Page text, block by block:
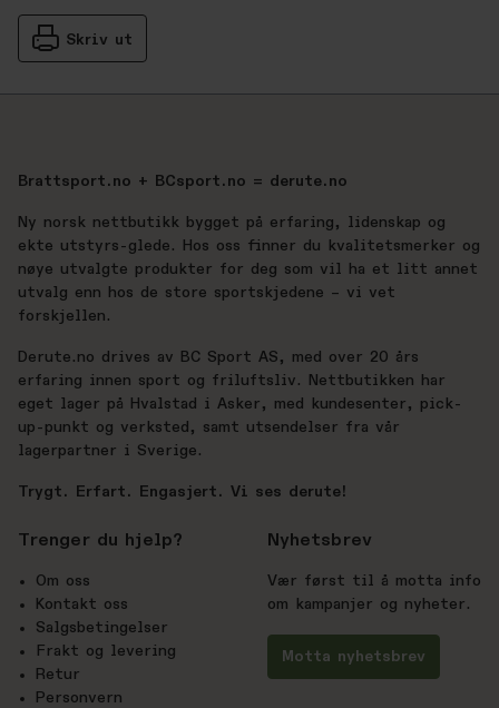
Skriv ut
Brattsport.no + BCsport.no = derute.no
Ny norsk nettbutikk bygget på erfaring, lidenskap og
ekte utstyrs-glede. Hos oss finner du kvalitetsmerker og
nøye utvalgte produkter for deg som vil ha et litt annet
utvalg enn hos de store sportskjedene – vi vet
forskjellen.
Derute.no drives av BC Sport AS, med over 20 års
erfaring innen sport og friluftsliv. Nettbutikken har
eget lager på Hvalstad i Asker, med kundesenter, pick-
up-punkt og verksted, samt utsendelser fra vår
lagerpartner i Sverige.
Trygt. Erfart. Engasjert. Vi ses derute!
Trenger du hjelp?
Om oss
Kontakt oss
Salgsbetingelser
Frakt og levering
Retur
Personvern
Nyhetsbrev
Vær først til å motta info
om kampanjer og nyheter.
Motta nyhetsbrev